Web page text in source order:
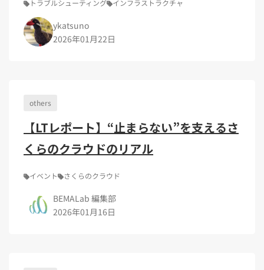
トラブルシューティング インフラストラクチャ
ykatsuno
2026年01月22日
others
【LTレポート】“止まらない”を支えるさ
くらのクラウドのリアル
イベント さくらのクラウド
BEMALab 編集部
2026年01月16日